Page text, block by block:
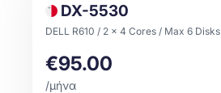
DX-5530
DELL R610 / 2 x 4 Cores / Max 6 Disks
€95.00
/μήνα